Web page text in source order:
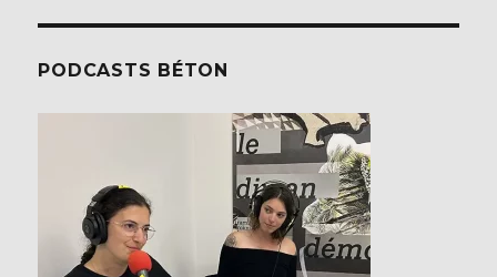
PODCASTS BÉTON